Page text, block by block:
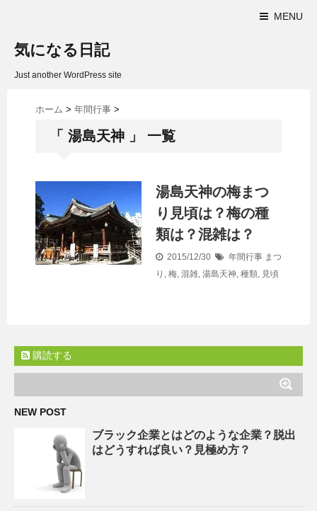
MENU
気になる日記
Just another WordPress site
ホーム > 年間行事 >
「 湯島天神 」 一覧
湯島天神の梅まつ
り見頃は？梅の種
類は？混雑は？
2015/12/30 年間行事 まつ
り , 梅, 混雑, 湯島天神, 種類, 見頃
購読する
NEW POST
ブラック企業とはどのような企業？脱出
はどうすれば良い？見極め方？